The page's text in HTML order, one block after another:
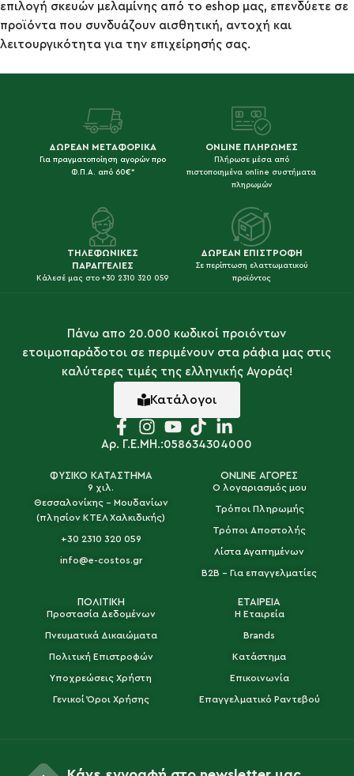
επιλογή σκευών μελαμίνης από το eshop μας, επενδύετε σε
προϊόντα που συνδυάζουν αισθητική, αντοχή και
λειτουργικότητα για την επιχείρησής σας.
ΔΩΡΕΑΝ ΜΕΤΑΦΟΡΙΚΑ
Για πραγματοποίηση αγορών προ
Φ.Π.Α. από 60€*
ONLINE ΠΛΗΡΩΜΕΣ
Πλήρωσε μέσα από
πιστοποιημένα online συστήματα
πληρωμών
ΤΗΛΕΦΩΝΙΚΕΣ
ΠΑΡΑΓΓΕΛΙΕΣ
Κάλεσέ μας στο +30 2310 320 059
ΔΩΡΕΑΝ ΕΠΙΣΤΡΟΦΗ
Σε περίπτωση ελαττωματικού
προϊόντος
Πάνω απο 20.000 κωδικοί προιόντων
ετοιμοπαράδοτοι σε περιμένουν στα ράφια μας στις
καλύτερες τιμές της ελληνικής Αγοράς!
Κατάλογοι
Αρ. Γ.Ε.ΜΗ.:058634304000
ΦΥΣΙΚΟ ΚΑΤΑΣΤΗΜΑ
9 χιλ.
Θεσσαλονίκης - Μουδανίων
(πλησίον ΚΤΕΛ Χαλκιδικής)
+30 2310 320 059
info@e-costos.gr
ONLINE ΑΓΟΡΕΣ
Ο λογαριασμός μου
Τρόποι Πληρωμής
Τρόποι Αποστολής
Λίστα Αγαπημένων
B2B - Για επαγγελματίες
ΠΟΛΙΤΙΚΗ
Προστασία Δεδομένων
Πνευματικά Δικαιώματα
Πολιτική Επιστροφών
Υποχρεώσεις Χρήστη
Γενικοί Όροι Χρήσης
ΕΤΑΙΡΕΙΑ
Η Εταιρεία
Brands
Κατάστημα
Επικοινωνία
Επαγγελματικό Ραντεβού